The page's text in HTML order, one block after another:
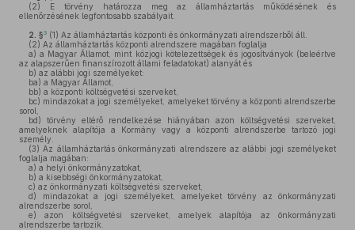
(2) E törvény határozza meg az államháztartás működésének és
ellenőrzésének legfontosabb szabályait.
2. §3 (1) Az államháztartás központi és önkormányzati alrendszerből áll.
(2) Az államháztartás központi alrendszere magában foglalja
a) a Magyar Államot, mint közjogi kötelezettségek és jogosítványok (beleértve
az alapszerűen finanszírozott állami feladatokat) alanyát és
b) az alábbi jogi személyeket:
ba) a Magyar Államot,
bb) a központi költségvetési szerveket,
bc) mindazokat a jogi személyeket, amelyeket törvény a központi alrendszerbe
sorol,
bd) törvény eltérő rendelkezése hiányában azon költségvetési szerveket,
amelyeknek alapítója a Kormány vagy a központi alrendszerbe tartozó jogi
személy.
(3) Az államháztartás önkormányzati alrendszere az alábbi jogi személyeket
foglalja magában:
a) a helyi önkormányzatokat,
b) a kisebbségi önkormányzatokat,
c) az önkormányzati költségvetési szerveket,
d) mindazokat a jogi személyeket, amelyeket törvény az önkormányzati
alrendszerbe sorol,
e) azon költségvetési szerveket, amelyek alapítója az önkormányzati
alrendszerbe tartozik.